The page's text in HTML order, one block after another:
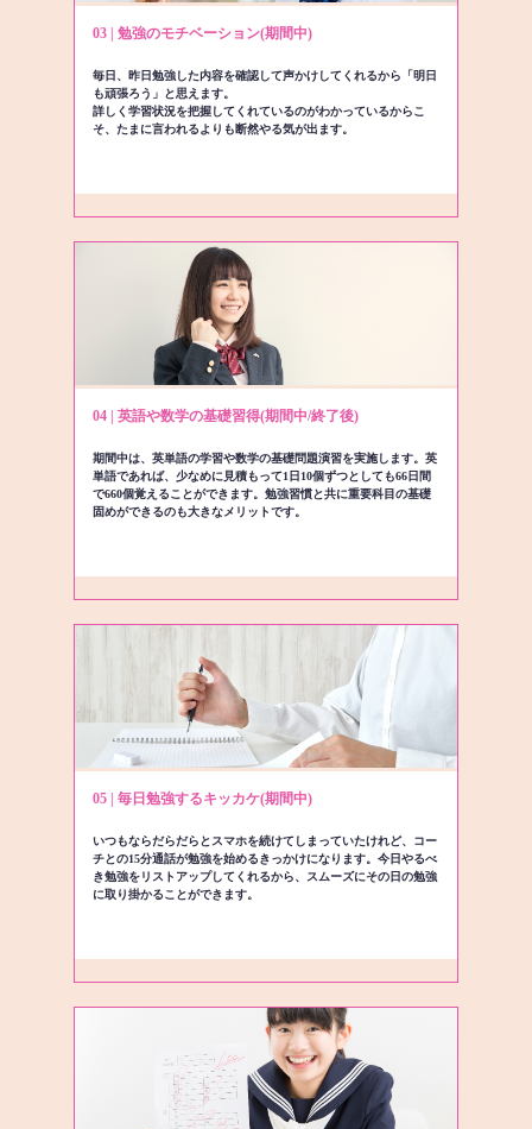
03 | 勉強のモチベーション(期間中)
毎日、昨日勉強した内容を確認して声かけしてくれるから「明日
も頑張ろう」と思えます。
詳しく学習状況を把握してくれているのがわかっているからこ
そ、たまに言われるよりも断然やる気が出ます。
04 | 英語や数学の基礎習得(期間中/終了後)
期間中は、英単語の学習や数学の基礎問題演習を実施します。英
単語であれば、少なめに見積もって1日10個ずつとしても66日間
で660個覚えることができます。勉強習慣と共に重要科目の基礎
固めができるのも大きなメリットです。
05 | 毎日勉強するキッカケ(期間中)
いつもならだらだらとスマホを続けてしまっていたけれど、コー
チとの15分通話が勉強を始めるきっかけになります。今日やるべ
き勉強をリストアップしてくれるから、スムーズにその日の勉強
に取り掛かることができます。